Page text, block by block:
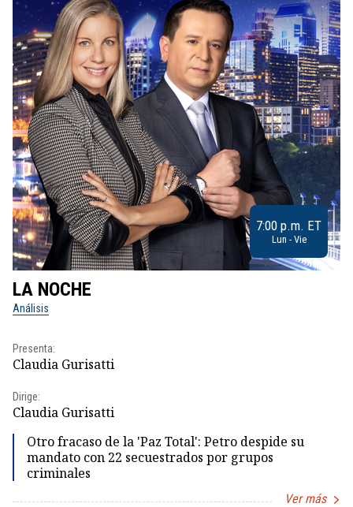
7:00 p.m. ET
Lun - Vie
LA NOCHE
Análisis
Presenta:
Claudia Gurisatti
Dirige:
Claudia Gurisatti
Otro fracaso de la 'Paz Total': Petro despide su
mandato con 22 secuestrados por grupos
criminales
Ver más